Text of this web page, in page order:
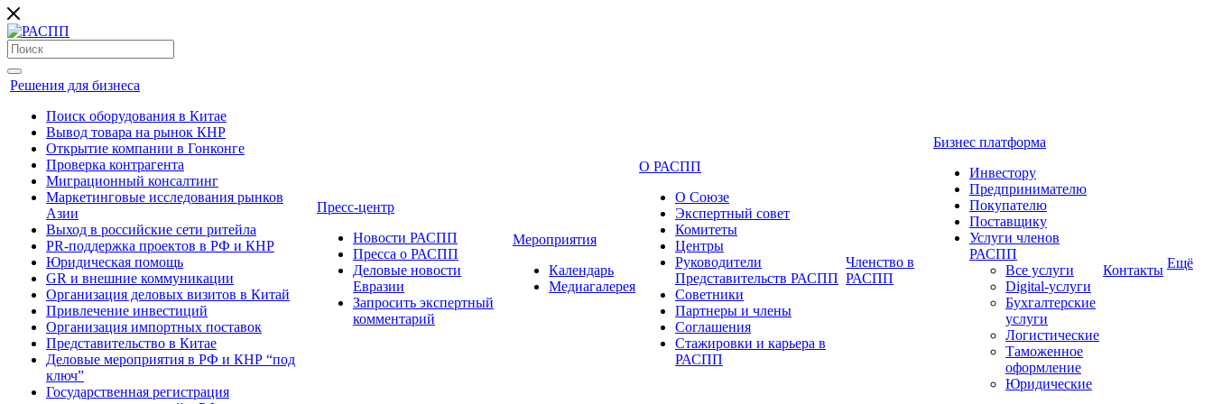
Решения для бизнеса
Поиск оборудования в Китае
Вывод товара на рынок КНР
Открытие компании в Гонконге
Проверка контрагента
Миграционный консалтинг
Маркетинговые исследования рынков
Азии
Выход в российские сети ритейла
PR-поддержка проектов в РФ и КНР
Юридическая помощь
GR и внешние коммуникации
Организация деловых визитов в Китай
Привлечение инвестиций
Организация импортных поставок
Представительство в Китае
Деловые мероприятия в РФ и КНР “под
ключ”
Государственная регистрация
Пресс-центр
Новости РАСПП
Пресса о РАСПП
Деловые новости
Евразии
Запросить экспертный
комментарий
Мероприятия
Календарь
Медиагалерея
О РАСПП
О Союзе
Экспертный совет
Комитеты
Центры
Руководители
Представительств РАСПП
Советники
Партнеры и члены
Соглашения
Стажировки и карьера в
РАСПП
Членство в
РАСПП
Бизнес платформа
Инвестору
Предпринимателю
Покупателю
Поставщику
Услуги членов
РАСПП
Все услуги
Digital-услуги
Бухгалтерские
услуги
Логистические
Таможенное
оформление
Юридические
Контакты Ещё